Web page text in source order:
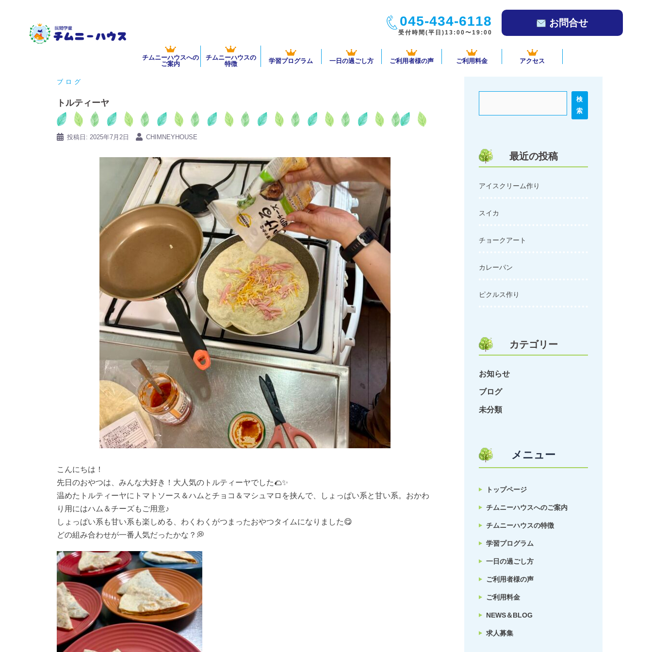
045-434-6118
受付時間(平日)13:00〜19:00
お問合せ
チムニーハウスへの
ご案内
チムニーハウスの
特徴
学習プログラム 一日の過ごし方 ご利用者様の声 ご利用料金 アクセス
ブログ
トルティーヤ
投稿日: 2025年7月2日 CHIMNEYHOUSE
こんにちは！
先日のおやつは、みんな大好き！大人気のトルティーヤでした🌮✨
温めたトルティーヤにトマトソース＆ハムとチョコ＆マシュマロを挟んで、しょっぱい系と甘い系。おかわ
り用にはハム＆チーズもご用意♪
しょっぱい系も甘い系も楽しめる、わくわくがつまったおやつタイムになりました😋
どの組み合わせが一番人気だったかな？💭
検
索
最近の投稿
アイスクリーム作り
スイカ
チョークアート
カレーパン
ピクルス作り
カテゴリー
お知らせ
ブログ
未分類
メニュー
トップページ
チムニーハウスへのご案内
チムニーハウスの特徴
学習プログラム
一日の過ごし方
ご利用者様の声
ご利用料金
NEWS＆BLOG
求人募集